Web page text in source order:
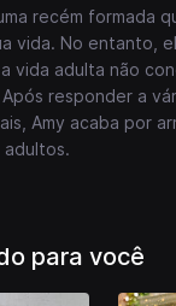
recém formada
vida. No entanto,
vida adulta não
responder a
Amy acaba por
adultos.
para você